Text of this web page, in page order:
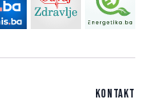
Kontakt